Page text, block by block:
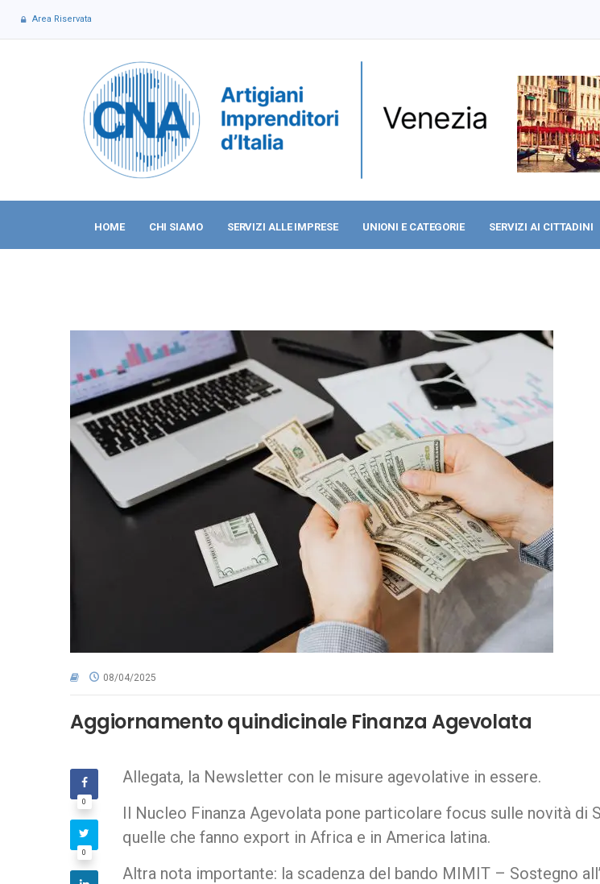
Area Riservata
HOME CHI SIAMO SERVIZI ALLE IMPRESE UNIONI E CATEGORIE SERVIZI AI CITTADINI
08/04/2025
Aggiornamento quindicinale Finanza Agevolata
Allegata, la Newsletter con le misure agevolative in essere.
Il Nucleo Finanza Agevolata pone particolare focus sulle novità di
quelle che fanno export in Africa e in America latina.
Altra nota importante: la scadenza del bando MIMIT – Sostegno
0
0